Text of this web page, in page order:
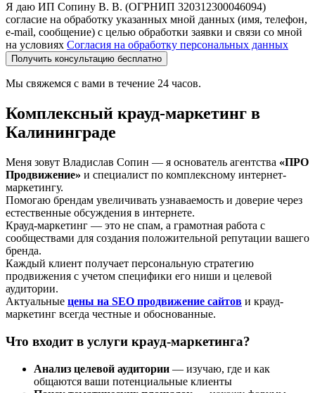
Я даю ИП Сопину В. В. (ОГРНИП 320312300046094)
согласие на обработку указанных мной данных (имя, телефон,
e-mail, сообщение) с целью обработки заявки и связи со мной
на условиях Согласия на обработку персональных данных
Получить консультацию бесплатно
Мы свяжемся с вами в течение 24 часов.
Комплексный крауд-маркетинг в
Калининграде
Меня зовут Владислав Сопин — я основатель агентства «ПРО
Продвижение» и специалист по комплексному интернет-
маркетингу.
Помогаю брендам увеличивать узнаваемость и доверие через
естественные обсуждения в интернете.
Крауд-маркетинг — это не спам, а грамотная работа с
сообществами для создания положительной репутации вашего
бренда.
Каждый клиент получает персональную стратегию
продвижения с учетом специфики его ниши и целевой
аудитории.
Актуальные цены на SEO продвижение сайтов и крауд-
маркетинг всегда честные и обоснованные.
Что входит в услуги крауд-маркетинга?
Анализ целевой аудитории — изучаю, где и как
общаются ваши потенциальные клиенты